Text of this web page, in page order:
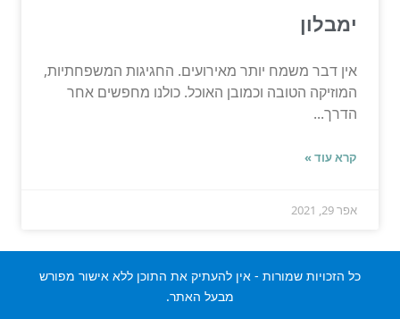
ימבלון
אין דבר משמח יותר מאירועים. החגיגות המשפחתיות,
המוזיקה הטובה וכמובן האוכל. כולנו מחפשים אחר
הדרך...
קרא עוד »
אפר 29, 2021
כל הזכויות שמורות - אין להעתיק את התוכן ללא אישור מפורש
מבעל האתר.